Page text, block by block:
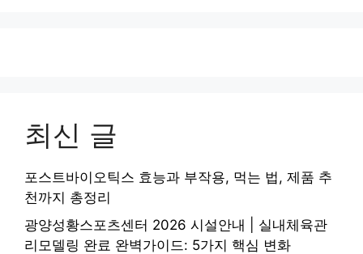
최신 글
포스트바이오틱스 효능과 부작용, 먹는 법, 제품 추
천까지 총정리
광양성황스포츠센터 2026 시설안내 | 실내체육관
리모델링 완료 완벽가이드: 5가지 핵심 변화